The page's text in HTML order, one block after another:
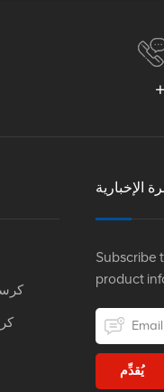
الإخبارية
Subscribe
product
يُقدِّم